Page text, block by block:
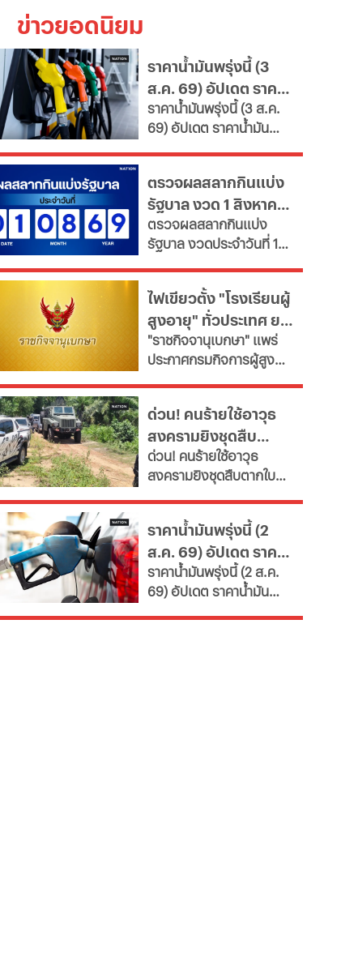
ข่าวยอดนิยม
ราคาน้ำมันพรุ่งนี้ (3
ส.ค. 69) อัปเดต ราคา
น้ำมันล่าสุด จากปั๊ม
ใหญ่
ราคาน้ำมันพรุ่งนี้ (3 ส.ค.
69) อัปเดต ราคาน้ำมัน
ดีเซล เบนซิน และ แก๊สโซ
ฮอล์
ตรวจผลสลากกินแบ่ง
รัฐบาล งวด 1 สิงหาคม
2569 อัปเดตล่าสุด
ตรวจผลสลากกินแบ่ง
รัฐบาล งวดประจำวันที่ 1
รายงานผลการออกรางวัล
ลอตเตอรี่สดๆ ร้อนๆ ส่ง
ตรงจากสำนักงานสลากกิน
แบ่งรัฐบาล
ไฟเขียวตั้ง "โรงเรียนผู้
สูงอายุ" ทั่วประเทศ ยก
ระดับคุณภาพชีวิต เช็ก
เงื่อนไข
"ราชกิจจานุเบกษา" แพร่
ประกาศกรมกิจการผู้สูง
เคลื่อนสังคมสูงวัยอย่างมี
คุณค่า หนุนพัฒนา
ศักยภาพ-เรียนรู้ตลอดชีวิต
เผยช่องทางยื่นคำขอทั้ง
กทม.-ต่างจังหวัด พบ
ฝ่าฝืนเกณฑ์เสี่ยงถูกสั่ง
เพิกถอน
ด่วน! คนร้ายใช้อาวุธ
สงครามยิงชุดสืบ
ตากใบ ดับ 2 เจ็บหลาย
ราย ขณะปิดล้อมค้นยา
เสพติดที่สวนปาล์ม
ด่วน! คนร้ายใช้อาวุธ
สงครามยิงชุดสืบตากใบ
ล้อมค้นยาเสพติดที่สวน
ปาล์ม เจ้าหน้าที่สนธิกำลัง
เจ้าหน้าที่ 3 ฝ่าย เร่งล่าตัว
ราคาน้ำมันพรุ่งนี้ (2
ส.ค. 69) อัปเดต ราคา
น้ำมันล่าสุด ปั๊มใหญ่
ราคาน้ำมันพรุ่งนี้ (2 ส.ค.
69) อัปเดต ราคาน้ำมัน